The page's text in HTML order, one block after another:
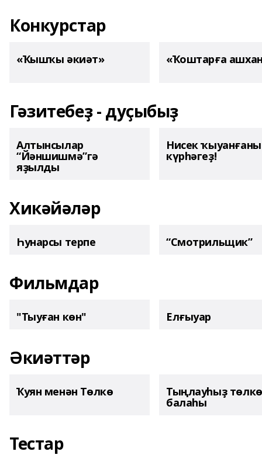
Конкурстар
«Ҡышҡы әкиәт» «Ҡоштарға
Гәзитебеҙ - дуҫыбыҙ
Алтынсылар
“Йәншишмә”гә
яҙылды
Нисек
күрһәгеҙ!
Хикәйәләр
Һунарсы терпе “Смотрильщик”
Фильмдар
"Тыуған көн" Елғыуар
Әкиәттәр
Ҡуян менән Төлкө Тыңлауһыҙ төлкө
балаһы
Тестар